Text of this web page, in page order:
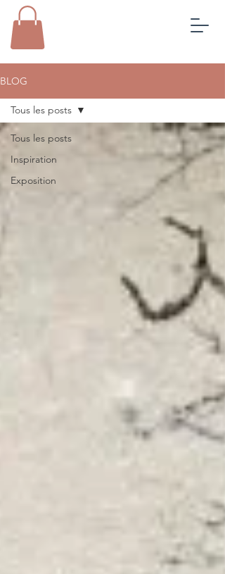
BLOG
Tous les posts
Inspiration
Exposition
Tous les posts